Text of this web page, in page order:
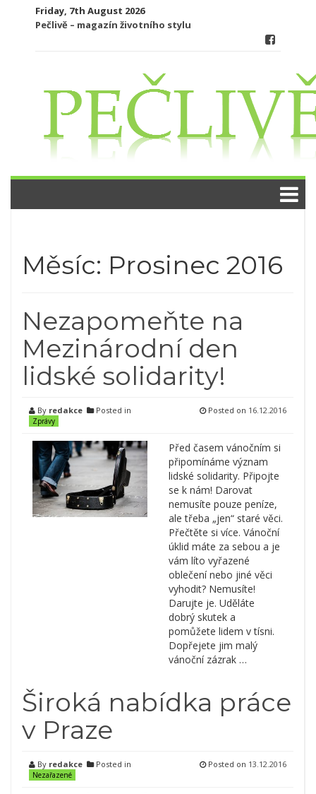
Friday, 7th August 2026
Pečlivě – magazín životního stylu
Měsíc: Prosinec 2016
Nezapomeňte na
Mezinárodní den
lidské solidarity!
By redakce Posted in
Zprávy
Posted on 16.12.2016
Před časem vánočním si
připomínáme význam
lidské solidarity. Připojte
se k nám! Darovat
nemusíte pouze peníze,
ale třeba „jen“ staré věci.
Přečtěte si více. Vánoční
úklid máte za sebou a je
vám líto vyřazené
oblečení nebo jiné věci
vyhodit? Nemusíte!
Darujte je. Uděláte
dobrý skutek a
pomůžete lidem v tísni.
Dopřejete jim malý
vánoční zázrak …
Široká nabídka práce
v Praze
By redakce Posted in
Nezařazené
Posted on 13.12.2016